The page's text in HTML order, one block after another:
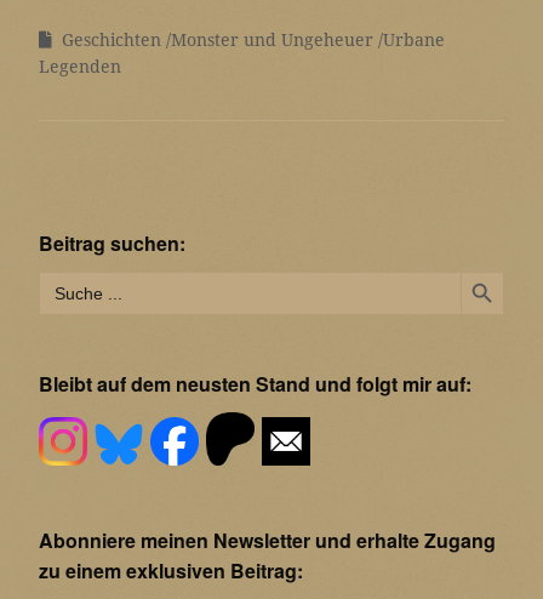
Geschichten Monster und Ungeheuer Urbane
Legenden
Beitrag suchen:
for:
Bleibt auf dem neusten Stand und folgt mir auf:
Abonniere meinen Newsletter und erhalte Zugang
zu einem exklusiven Beitrag: